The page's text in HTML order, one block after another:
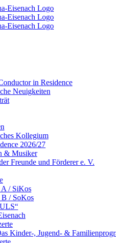
in Residence
Neuigkeiten
Kollegium
2026/27
& Musiker
Freunde und Förderer e. V.
/ SiKos
/ SoKos
Kinder-, Jugend- &